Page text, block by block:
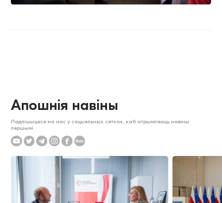
Апошнія навіны
Падпішыцеся на нас у сацыяльных сетках, каб атрымліваць навіны
першымі